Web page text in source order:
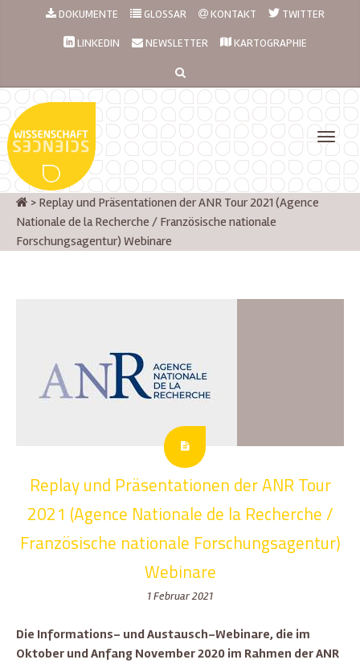
DOKUMENTE GLOSSAR KONTAKT TWITTER
LINKEDIN NEWSLETTER KARTOGRAPHIE
> Replay und Präsentationen der ANR Tour 2021 (Agence
Nationale de la Recherche / Französische nationale
Forschungsagentur) Webinare
Replay und Präsentationen der ANR Tour
2021 (Agence Nationale de la Recherche /
Französische nationale Forschungsagentur)
Webinare
1 Februar 2021
Die Informations- und Austausch-Webinare, die im
Oktober und Anfang November 2020 im Rahmen der ANR